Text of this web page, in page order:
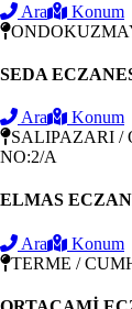
Ara
Konum
SEDA
Ara
Konum
SALIPAZARI /
NO:2/A
ELMAS
Ara
Konum
TERME /